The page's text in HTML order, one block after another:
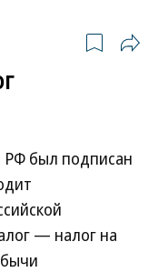
РФ был подписан
— налог на